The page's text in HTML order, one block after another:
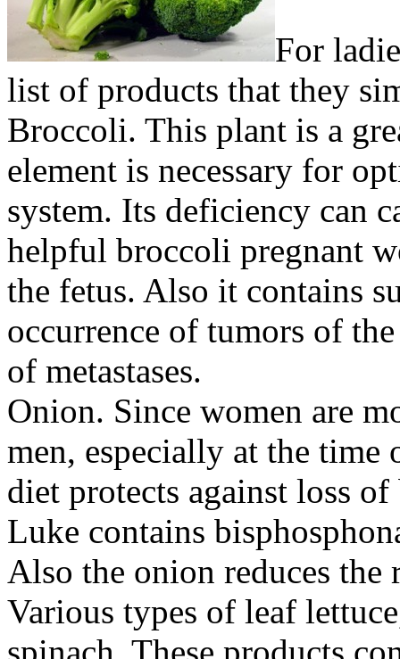
For
list of products that they
Broccoli. This plant is a
element is necessary for
system. Its deficiency can
helpful broccoli pregnant
the fetus. Also it contains
occurrence of tumors of
of metastases.
Onion. Since women are
men, especially at the time
diet protects against loss
Luke contains
Also the onion reduces the
Various types of leaf
spinach. These products